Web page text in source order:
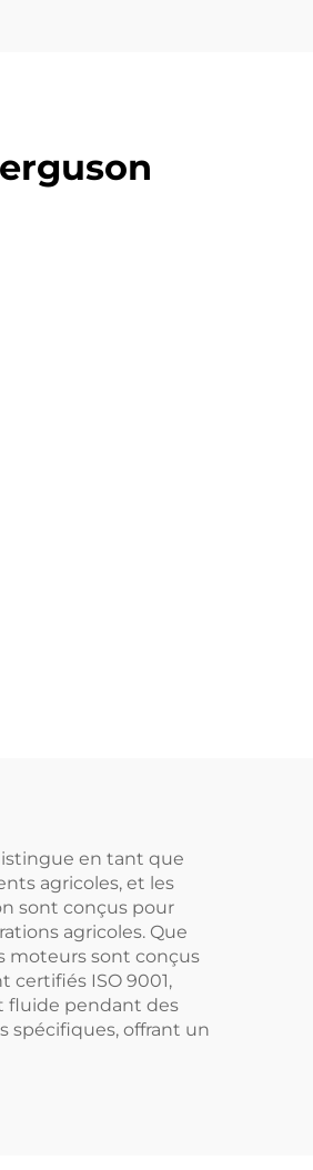
en tant que
agricoles, et les
sont conçus pour
agricoles. Que
moteurs sont conçus
certifiés ISO 9001,
fluide pendant des
spécifiques, offrant un